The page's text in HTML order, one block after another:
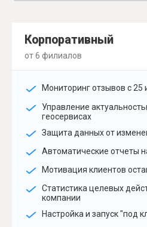
Корпоративный
от 6 филиалов
Мониторинг отзывов с 25
Управление
геосервисах
Защита данных от
Автоматические отчеты
Мотивация клиентов
Статистика целевых
компании
Настройка и запуск "под